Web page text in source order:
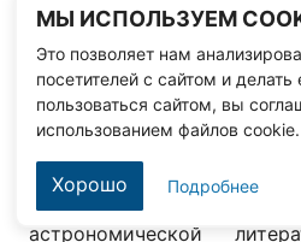
виду главным образом
приложения. Мещерский
получил основное
движения точки
рассмотрел ряд
Законы изменения
ввел в задачи небесной
астрономической
МЫ ИСПОЛЬЗУЕМ
Это позволяет нам
посетителей с сайтом и
пользоваться сайтом, вы
использованием файлов cookie.
Хорошо Подробнее